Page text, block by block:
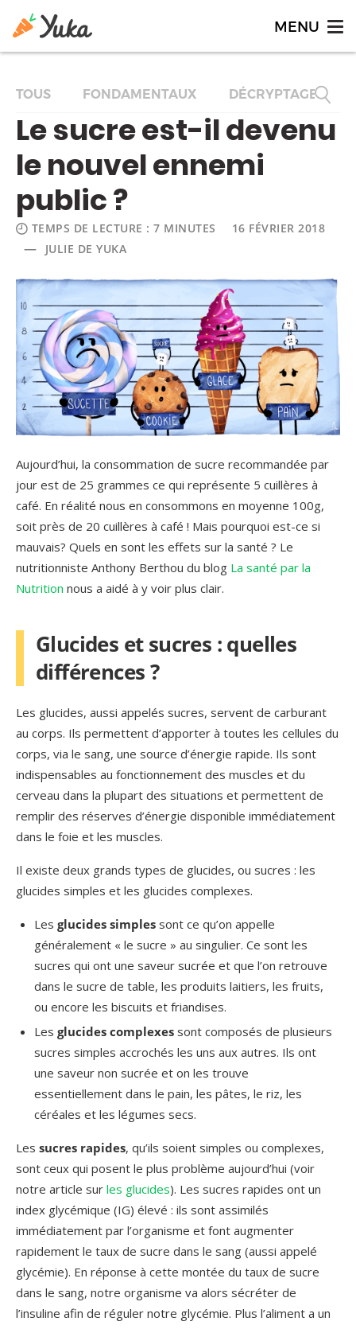
TOUS FONDAMENTAUX DÉCRYPTAGES
Le sucre est-il devenu
le nouvel ennemi
public ?
TEMPS DE LECTURE : 7 MINUTES 16 FÉVRIER 2018
— JULIE DE YUKA
Aujourd’hui, la consommation de sucre recommandée par
jour est de 25 grammes ce qui représente 5 cuillères à
café. En réalité nous en consommons en moyenne 100g,
soit près de 20 cuillères à café ! Mais pourquoi est-ce si
mauvais? Quels en sont les effets sur la santé ? Le
nutritionniste Anthony Berthou du blog La santé par la
Nutrition nous a aidé à y voir plus clair.
Glucides et sucres : quelles
différences ?
Les glucides, aussi appelés sucres, servent de carburant
au corps. Ils permettent d’apporter à toutes les cellules du
corps, via le sang, une source d’énergie rapide. Ils sont
indispensables au fonctionnement des muscles et du
cerveau dans la plupart des situations et permettent de
remplir des réserves d’énergie disponible immédiatement
dans le foie et les muscles.
Il existe deux grands types de glucides, ou sucres : les
glucides simples et les glucides complexes.
Les glucides simples sont ce qu’on appelle
généralement « le sucre » au singulier. Ce sont les
sucres qui ont une saveur sucrée et que l’on retrouve
dans le sucre de table, les produits laitiers, les fruits,
ou encore les biscuits et friandises.
Les glucides complexes sont composés de plusieurs
sucres simples accrochés les uns aux autres. Ils ont
une saveur non sucrée et on les trouve
essentiellement dans le pain, les pâtes, le riz, les
céréales et les légumes secs.
Les sucres rapides, qu’ils soient simples ou complexes,
sont ceux qui posent le plus problème aujourd’hui (voir
notre article sur les glucides). Les sucres rapides ont un
index glycémique (IG) élevé : ils sont assimilés
immédiatement par l’organisme et font augmenter
rapidement le taux de sucre dans le sang (aussi appelé
glycémie). En réponse à cette montée du taux de sucre
dans le sang, notre organisme va alors sécréter de
l’insuline afin de réguler notre glycémie. Plus l’aliment a un